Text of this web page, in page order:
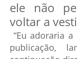
ele não
voltar a
“Eu adoraria
publicação,